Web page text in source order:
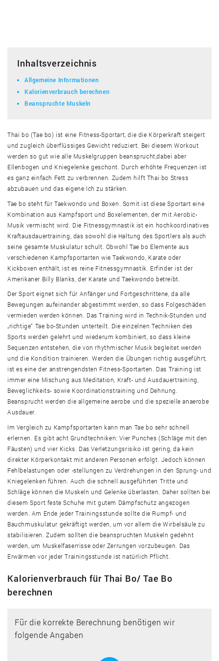
Inhaltsverzeichnis
Allgemeine Informationen
Kalorienverbrauch berechnen
Beanspruchte Muskeln
Thai bo (Tae bo) ist eine Fitness-Sportart, die die Körperkraft steigert
und zugleich überflüssiges Gewicht reduziert. Bei diesem Workout
werden so gut wie alle Muskelgruppen beansprucht,dabei aber
Ellenbogen und Kniegelenke geschont. Durch erhöhte Frequenzen ist
es ganz einfach Fett zu verbrennen. Zudem hilft Thai bo Stress
abzubauen und das eigene Ich zu stärken.
Tae bo steht für Taekwondo und Boxen. Somit ist diese Sportart eine
Kombination aus Kampfsport und Boxelementen, der mit Aerobic-
Musik vermischt wird. Die Fitnessgymnastik ist ein hochkoordinatives
Kraftausdauertraining, das sowohl die Haltung des Sportlers als auch
seine gesamte Muskulatur schult. Obwohl Tae bo Elemente aus
verschiedenen Kampfsportarten wie Taekwondo, Karate oder
Kickboxen enthält, ist es reine Fitnessgymnastik. Erfinder ist der
Amerikaner Billy Blanks, der Karate und Taekwondo betreibt.
Der Sport eignet sich für Anfänger und Fortgeschrittene, da alle
Bewegungen aufeinander abgestimmt werden, so dass Folgeschäden
vermieden werden können. Das Training wird in Technik-Stunden und
„richtige“ Tae bo-Stunden unterteilt. Die einzelnen Techniken des
Sports werden gelehrt und wiederum kombiniert, so dass kleine
Sequenzen entstehen, die von rhythmischer Musik begleitet werden
und die Kondition trainieren. Werden die Übungen richtig ausgeführt,
ist es eine der anstrengendsten Fitness-Sportarten. Das Training ist
immer eine Mischung aus Meditation, Kraft- und Ausdauertraining,
Beweglichkeits- sowie Koordinationstraining und Dehnung.
Beansprucht werden die allgemeine aerobe und die spezielle anaerobe
Ausdauer.
Im Vergleich zu Kampfsportarten kann man Tae bo sehr schnell
erlernen. Es gibt acht Grundtechniken: Vier Punches (Schläge mit den
Fäusten) und vier Kicks. Das Verletzungsrisiko ist gering, da kein
direkter Körperkontakt mit anderen Personen erfolgt. Jedoch können
Fehlbelastungen oder -stellungen zu Verdrehungen in den Sprung- und
Kniegelenken führen. Auch die schnell ausgeführten Tritte und
Schläge können die Muskeln und Gelenke überlasten. Daher sollten bei
diesem Sport feste Schuhe mit gutem Dämpfschutz angezogen
werden. Am Ende jeder Trainingsstunde sollte die Rumpf- und
Bauchmuskulatur gekräftigt werden, um vor allem die Wirbelsäule zu
stabilisieren. Zudem sollten die beanspruchten Muskeln gedehnt
werden, um Muskelfaserrisse oder Zerrungen vorzubeugen. Das
Erwärmen vor jeder Trainingsstunde ist natürlich Pflicht.
Kalorienverbrauch für Thai Bo/ Tae Bo
berechnen
Für die korrekte Berechnung benötigen wir
folgende Angaben